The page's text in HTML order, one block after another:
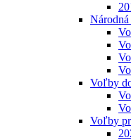
Národná
Voľby
Voľby